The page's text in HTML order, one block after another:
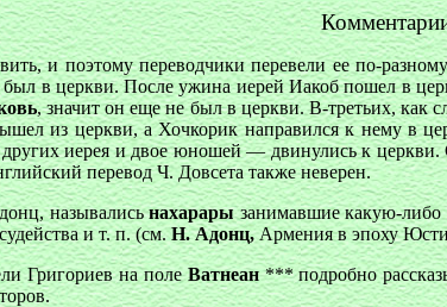
и поэтому переводчики перевели ее по-
в церкви. После ужина иерей Иакоб пошел в
, значит он еще не был в церкви. В-третьих, как
из церкви, а Хочкорик направился к нему в
иерея и двое юношей — двинулись к
перевод Ч. Довсета также неверен.
называлисьнахарарызанимавшие какую-
и т. п. (см.Н. Адонц,Армения в эпоху
Григориев на полеВатнеан*** подробно